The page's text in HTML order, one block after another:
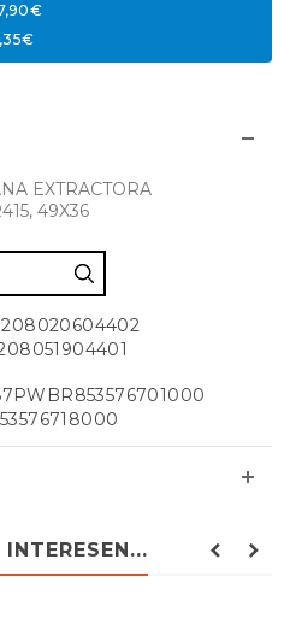
EXTRACTORA
49X36
- AKG767AKG767-
- AKG767-PW-BR
- AKG767-PW-WH